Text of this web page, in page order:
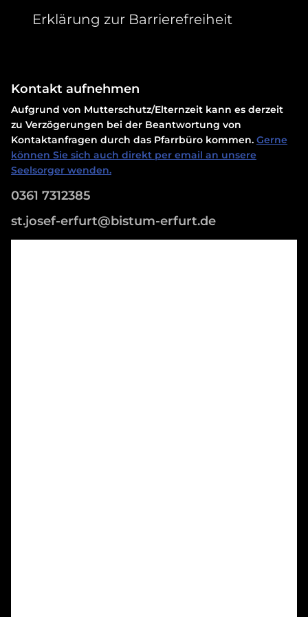
Erklärung zur Barrierefreiheit
Kontakt aufnehmen
Aufgrund von Mutterschutz/Elternzeit kann es derzeit
zu Verzögerungen bei der Beantwortung von
Kontaktanfragen durch das Pfarrbüro kommen. Gerne
können Sie sich auch direkt per email an unsere
Seelsorger wenden.
0361 7312385
st.josef-erfurt@bistum-erfurt.de